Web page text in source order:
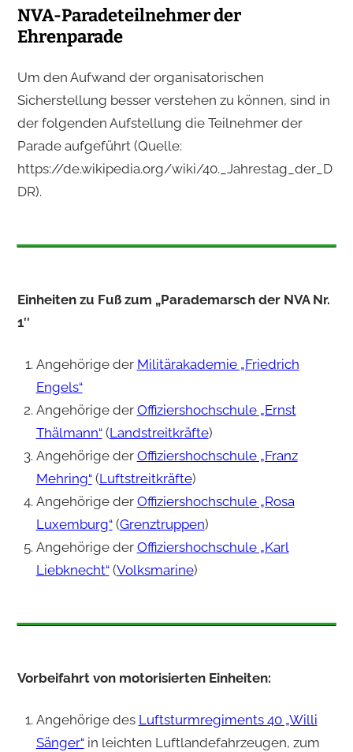
NVA-Paradeteilnehmer der
Ehrenparade
Um den Aufwand der organisatorischen
Sicherstellung besser verstehen zu können, sind in
der folgenden Aufstellung die Teilnehmer der
Parade aufgeführt (Quelle:
https://de.wikipedia.org/wiki/40._Jahrestag_der_D
DR).
Einheiten zu Fuß zum „Parademarsch der NVA Nr.
1″
Angehörige der Militärakademie „Friedrich
Engels“
Angehörige der Offiziershochschule „Ernst
Thälmann“(Landstreitkräfte)
Angehörige der Offiziershochschule „Franz
Mehring“(Luftstreitkräfte)
Angehörige der Offiziershochschule „Rosa
Luxemburg“(Grenztruppen)
Angehörige der Offiziershochschule „Karl
Liebknecht“(Volksmarine)
Vorbeifahrt von motorisierten Einheiten:
Angehörige des Luftsturmregiments 40 „Willi
Sänger“in leichten Luftlandefahrzeugen, zum